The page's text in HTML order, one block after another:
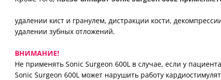
удалении кист и гранулем, дистракции кости,
удалении зубных отложений.
ВНИМАНИЕ!
Не применять Sonic Surgeon 600L в случае, если у
Sonic Surgeon 600L может нарушить работу